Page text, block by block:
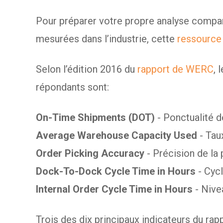
Pour préparer votre propre analyse
mesurées dans l’industrie, cette ressource
Selon l’édition 2016 du rapport de WERC,
répondants sont:
On-Time Shipments (DOT) - Ponctualité
Average Warehouse Capacity Used -
Order Picking Accuracy - Précision de la
Dock-To-Dock Cycle Time in Hours -
Internal Order Cycle Time in Hours -
Trois des dix principaux indicateurs du